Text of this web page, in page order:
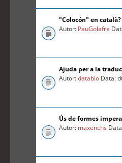
"Colocón" en català?
Autor: PauGolafre
Ajuda per a la
Autor:databio Data:
Ús de formes
Autor: maxenchs